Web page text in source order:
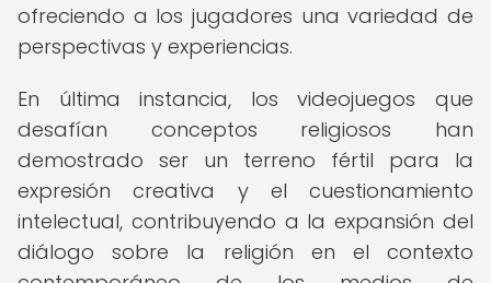
ofreciendo a los jugadores una variedad de
perspectivas y experiencias.
En última instancia, los videojuegos que
desafían conceptos religiosos han
demostrado ser un terreno fértil para la
expresión creativa y el cuestionamiento
intelectual, contribuyendo a la expansión del
diálogo sobre la religión en el contexto